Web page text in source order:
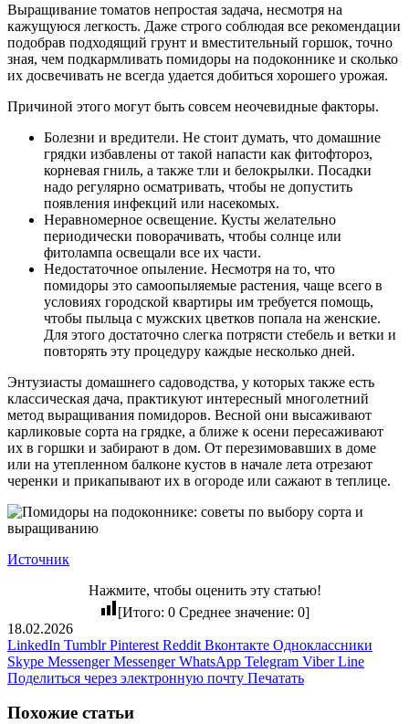
Выращивание томатов непростая задача, несмотря на
кажущуюся легкость. Даже строго соблюдая все рекомендации
подобрав подходящий грунт и вместительный горшок, точно
зная, чем подкармливать помидоры на подоконнике и сколько
их досвечивать не всегда удается добиться хорошего урожая.
Причиной этого могут быть совсем неочевидные факторы.
Болезни и вредители. Не стоит думать, что домашние
грядки избавлены от такой напасти как фитофтороз,
корневая гниль, а также тли и белокрылки. Посадки
надо регулярно осматривать, чтобы не допустить
появления инфекций или насекомых.
Неравномерное освещение. Кусты желательно
периодически поворачивать, чтобы солнце или
фитолампа освещали все их части.
Недостаточное опыление. Несмотря на то, что
помидоры это самоопыляемые растения, чаще всего в
условиях городской квартиры им требуется помощь,
чтобы пыльца с мужских цветков попала на женские.
Для этого достаточно слегка потрясти стебель и ветки и
повторять эту процедуру каждые несколько дней.
Энтузиасты домашнего садоводства, у которых также есть
классическая дача, практикуют интересный многолетний
метод выращивания помидоров. Весной они высаживают
карликовые сорта на грядке, а ближе к осени пересаживают
их в горшки и забирают в дом. От перезимовавших в доме
или на утепленном балконе кустов в начале лета отрезают
черенки и прикапывают их в огороде или сажают в теплице.
Источник
Нажмите, чтобы оценить эту статью!
[Итого: 0 Среднее значение: 0]
18.02.2026
LinkedIn Tumblr Pinterest Reddit Вконтакте Одноклассники
Skype Messenger Messenger WhatsApp Telegram Viber Line
Поделиться через электронную почту Печатать
Похожие статьи